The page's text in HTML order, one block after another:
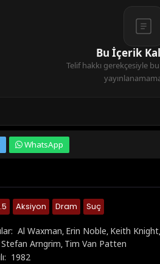
Bu İçerik
Telif hakkı gerekçesiyle
WhatsApp
Aksiyon Dram Suç
Al Waxman, Erin Noble, Keith Knight,
Stefan Arngrim, Tim Van Patten
1982